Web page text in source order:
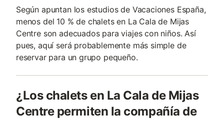
Según apuntan los estudios de Vacaciones España,
menos del 10 % de chalets en La Cala de Mijas
Centre son adecuados para viajes con niños. Así
pues, aquí será probablemente más simple de
reservar para un grupo pequeño.
¿Los chalets en La Cala de Mijas
Centre permiten la compañía de